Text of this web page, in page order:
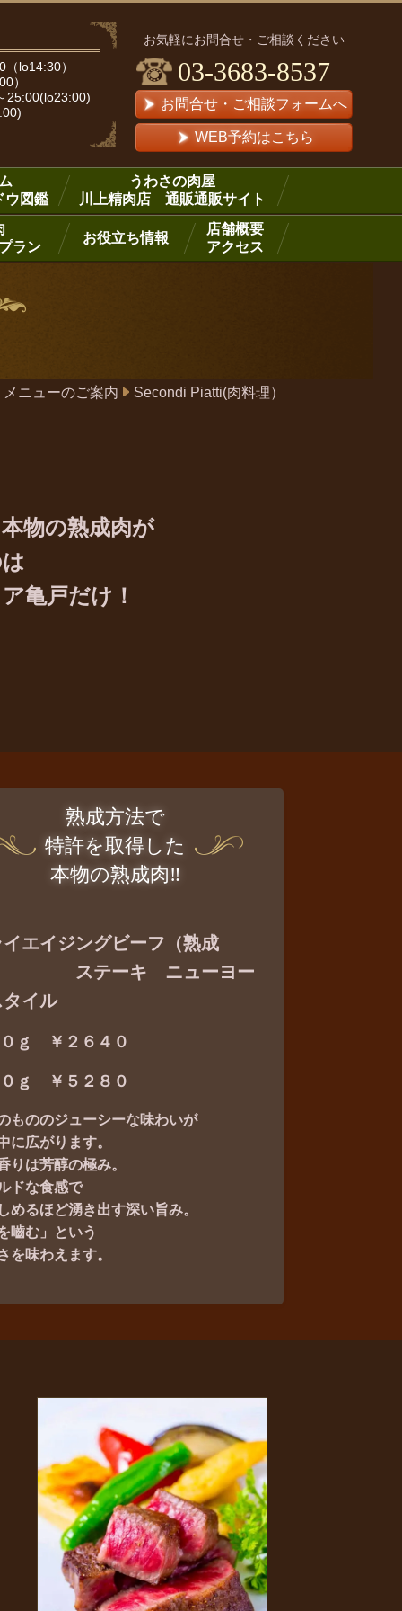
lo14:30）
）
25:00(lo23:00)
お気軽にお問合せ・ご相談ください
03-3683-8537
お問合せ・ご相談フォームへ
WEB予約はこちら
ウ図鑑
うわさの肉屋
川上精肉店 通販通販サイト
ラン
お役立ち情報
店舗概要
アクセス
メニューのご案内 Secondi Piatti(肉料理）
物の熟成肉が
亀戸だけ！
熟成方法で
特許を取得した
本物の熟成肉‼
エイジングビーフ（熟成
ステーキ ニューヨー
イル
０ｇ ￥２６４０
ｇ ￥５２８０
もののジューシーな味わいが
に広がります。
りは芳醇の極み。
ドな食感で
めるほど湧き出す深い旨み。
嚙む」という
を味わえます。